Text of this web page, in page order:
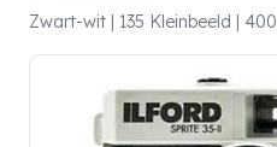
Zwart-wit | 135 Kleinbeeld | 400